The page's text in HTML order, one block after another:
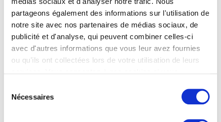
partageons également des informations sur l'utilisation de
notre site avec nos partenaires de médias sociaux, de
publicité et d'analyse, qui peuvent combiner celles-ci
avec d'autres informations que vous leur avez fournies
ou qu'ils ont collectées lors de votre utilisation de leurs
Nécessaires